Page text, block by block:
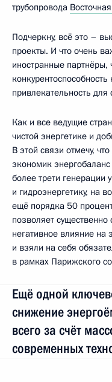
трубопровода
Подчеркну, всё это –
проекты. И что очень
иностранные
привлекательность для
Как и все ведущие
чистой энергетике и
В этой связи отмечу,
экономик
более трети генерации
и гидроэнергетику, на
ещё порядка 50
позволяет
негативное влияние
и взяли на себя
в рамках Парижского
Ещё одной
снижение
всего за счёт
современных